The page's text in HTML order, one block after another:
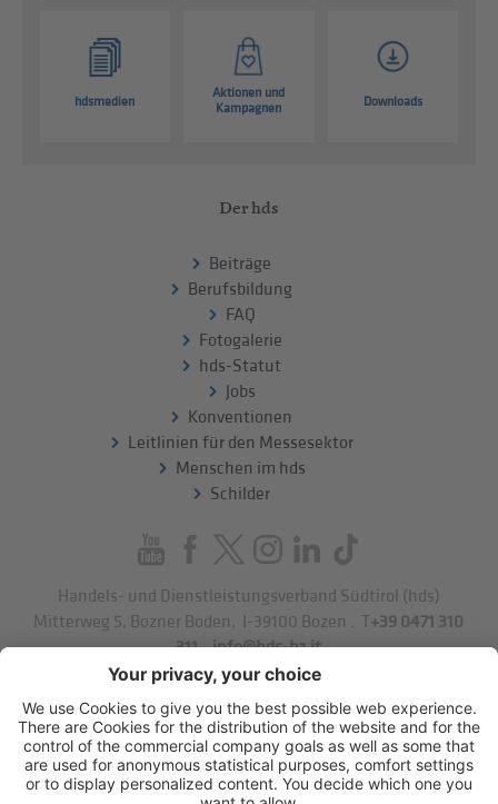
hdsmedien
Aktionen und
Kampagnen
Downloads
Der hds
Beiträge
Berufsbildung
FAQ
Fotogalerie
hds-Statut
Jobs
Konventionen
Leitlinien für den Messesektor
Menschen im hds
Schilder
Handels- und Dienstleistungsverband Südtirol (hds)
Mitterweg 5, Bozner Boden
I-39100 Bozen . T+39 0471 310
311.info@hds-bz.it
Impressum
Datenschutzerklärung
Cookie-Einstellungen
Sitemap